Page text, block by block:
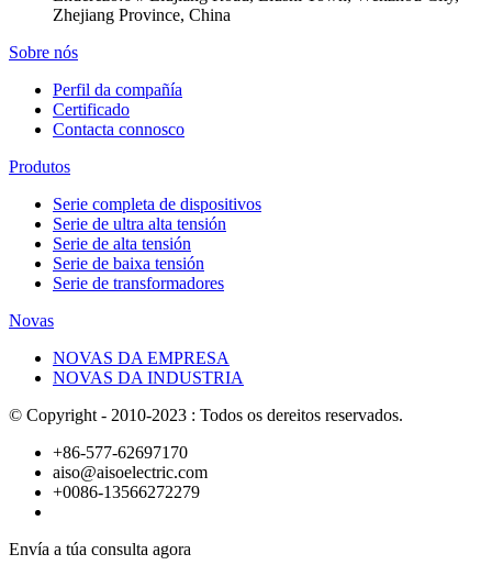
Zhejiang Province, China
Sobre nós
Perfil da compañía
Certificado
Contacta connosco
Produtos
Serie completa de dispositivos
Serie de ultra alta tensión
Serie de alta tensión
Serie de baixa tensión
Serie de transformadores
Novas
NOVAS DA EMPRESA
NOVAS DA INDUSTRIA
© Copyright - 2010-2023 : Todos os dereitos reservados.
+86-577-62697170
aiso@aisoelectric.com
+0086-13566272279
Envía a túa consulta agora